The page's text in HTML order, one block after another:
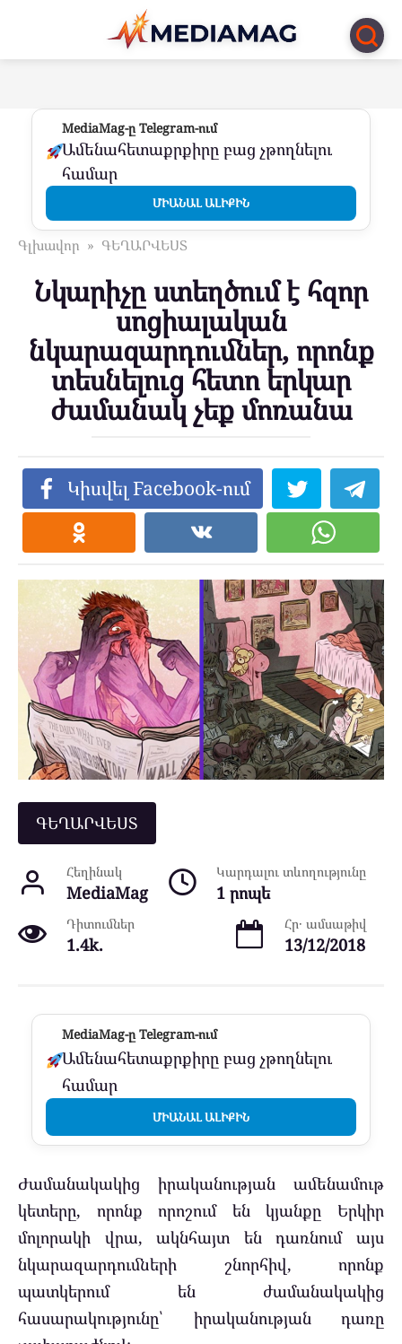
Перейти
контенту
MediaMag-ը Telegram-ում
Ամենահետաքրքիրը բաց չթողնելու
համար
ՄԻԱՆԱԼ ԱԼԻՔԻՆ
Գլխավոր » ԳԵՂԱՐՎԵՍՏ
Նկարիչը ստեղծում է հզոր
սոցիալական
նկարազարդումներ, որոնք
տեսնելուց հետո երկար
ժամանակ չեք մոռանա
Կիսվել Facebook-ում
ԳԵՂԱՐՎԵՍՏ
Հեղինակ
MediaMag
Կարդալու տևողությունը
1 րոպե
Դիտումներ
1.4k.
Հր․ ամսաթիվ
13/12/2018
MediaMag-ը Telegram-ում
Ամենահետաքրքիրը բաց չթողնելու
համար
ՄԻԱՆԱԼ ԱԼԻՔԻՆ
Ժամանակակից իրականության ամենամութ
կետերը, որոնք որոշում են կյանքը Երկիր
մոլորակի վրա, ակնհայտ են դառնում այս
նկարազարդումների շնորհիվ, որոնք
պատկերում են ժամանակակից
հասարակությունը՝ իրականության դառը